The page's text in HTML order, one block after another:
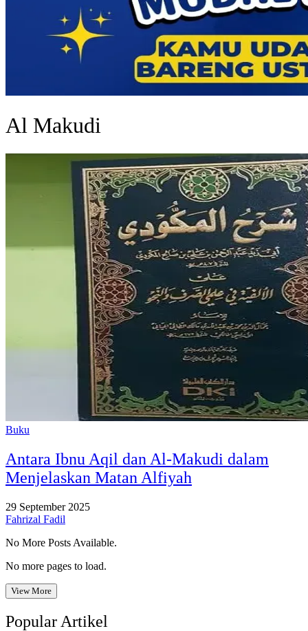
Al Makudi
Buku
Antara Ibnu Aqil dan Al-Makudi dalam
Menjelaskan Matan Alfiyah
29 September 2025
Fahrizal Fadil
No More Posts Available.
No more pages to load.
View More
Popular Artikel